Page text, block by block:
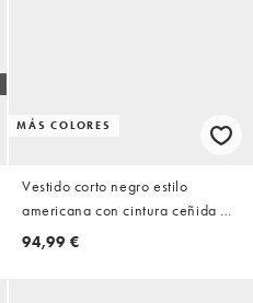
MÁS COLORES
Vestido corto negro estilo
americana con cintura ceñida de
ASOS DESIGN
94,99 €